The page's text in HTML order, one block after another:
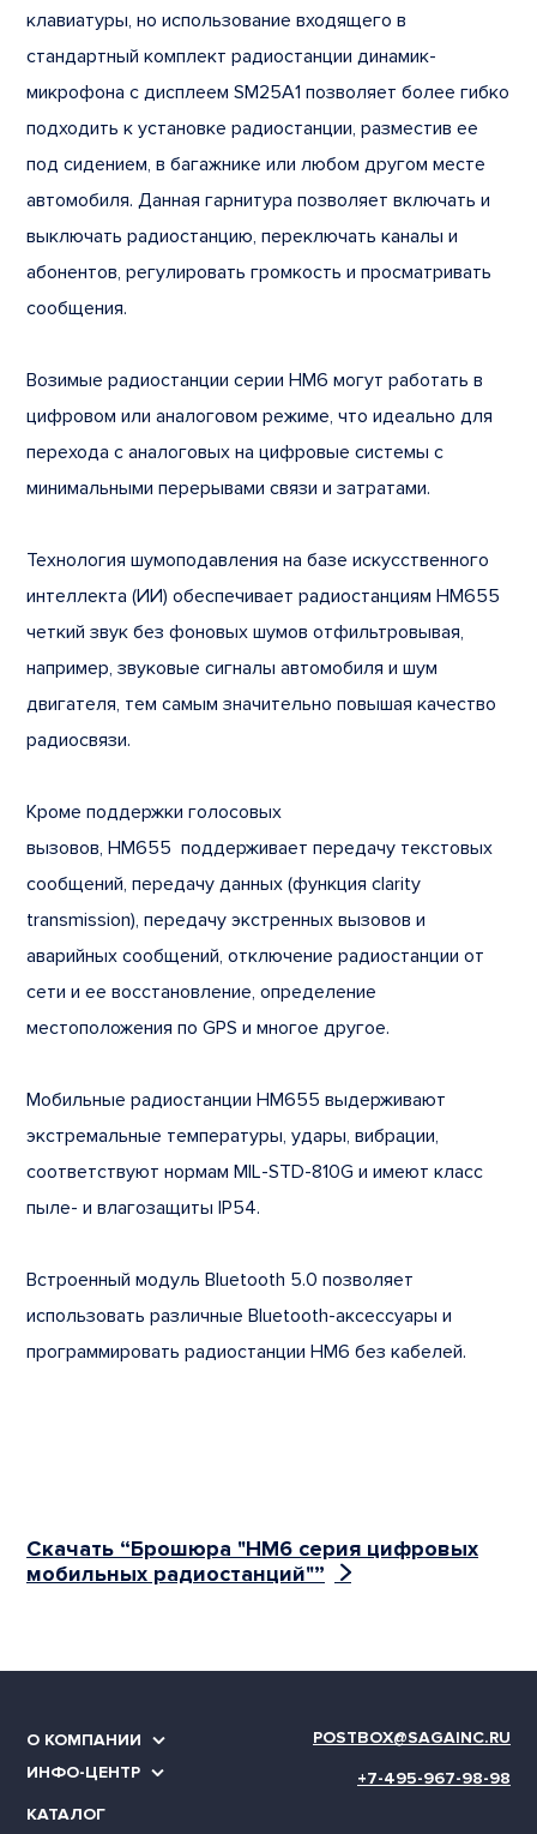
клавиатуры, но использование входящего в
стандартный комплект радиостанции динамик-
микрофона с дисплеем SM25A1 позволяет более гибко
подходить к установке радиостанции, разместив ее
под сидением, в багажнике или любом другом месте
автомобиля. Данная гарнитура позволяет включать и
выключать радиостанцию, переключать каналы и
абонентов, регулировать громкость и просматривать
сообщения.
Возимые радиостанции серии HM6 могут работать в
цифровом или аналоговом режиме, что идеально для
перехода с аналоговых на цифровые системы с
минимальными перерывами связи и затратами.
Технология шумоподавления на базе искусственного
интеллекта (ИИ) обеспечивает радиостанциям HM655
четкий звук без фоновых шумов отфильтровывая,
например, звуковые сигналы автомобиля и шум
двигателя, тем самым значительно повышая качество
радиосвязи.
Кроме поддержки голосовых
вызовов, HM655 поддерживает передачу текстовых
сообщений, передачу данных (функция clarity
transmission), передачу экстренных вызовов и
аварийных сообщений, отключение радиостанции от
сети и ее восстановление, определение
местоположения по GPS и многое другое.
Мобильные радиостанции HM655 выдерживают
экстремальные температуры, удары, вибрации,
соответствуют нормам MIL-STD-810G и имеют класс
пыле- и влагозащиты IP54.
Встроенный модуль Bluetooth 5.0 позволяет
использовать различные Bluetooth-аксессуары и
программировать радиостанции HM6 без кабелей.
Скачать “Брошюра "HM6 серия цифровых
мобильных радиостанций"”
О КОМПАНИИ
ИНФО-ЦЕНТР
КАТАЛОГ
POSTBOX@SAGAINC.RU
+7-495-967-98-98